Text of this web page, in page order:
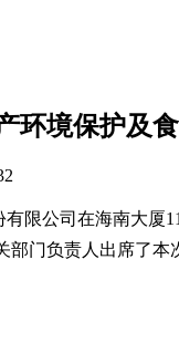
环境保护及
有限公司在海南大厦
部门负责人出席了本